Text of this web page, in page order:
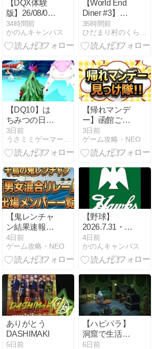
【DQX体験
版】26/08/04
歌詞の子/BAN
小町 「南海デ
ー＆台風中国
け」 vol.1483
34時間前
かのんキャンパス
【World End
Diner #3】自
給自足へ向け
て
35時間前
ひだまり村のくらし+α
【DQ10】は
ちみつの日
【ウェディ集
中プレイ(残り
15日)】
3日前
うさミミゲーマーの気ままに全力プレイ♪
【帰れマンデ
ー】函館ご当
地バーガーの
お店どこ？髙
橋海人・タカ
が絶賛の「ラ
ッキーピエ
ロ」名物＆店
舗情報まとめ
【8月3日放
送】
3日前
ゲーム攻略・NEO
【鬼レンチャ
ン結果速報】
8月9日放送
「男女混合サ
バイバルリレ
チーム56名一
覧まとめ！元
青学・安井麻
里花からオリ
ンピアン・現
役アイドルま
で徹底解説｜
4日前
ゲーム攻略・NEO
【野球】
2026.7.31・
8.1・2 ホーク
スvsイーグル
ス３連戦
4日前
かのんキャンパス
ありがとう
DASHIMAKI
5日前
【ハピパラ】
洞窟で生活で
きる君はラッ
6日前